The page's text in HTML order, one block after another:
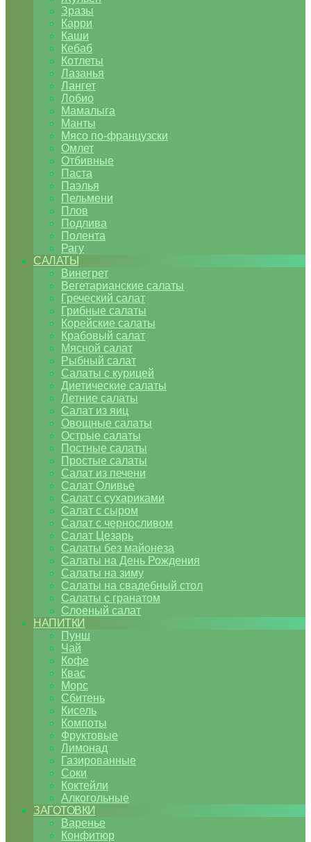
Зразы
Карри
Каши
Кебаб
Котлеты
Лазанья
Лангет
Лобио
Мамалыга
Манты
Мясо по-французски
Омлет
Отбивные
Паста
Паэлья
Пельмени
Плов
Подлива
Полента
Рагу
САЛАТЫ
Винегрет
Вегетарианские салаты
Греческий салат
Грибные салаты
Корейские салаты
Крабовый салат
Мясной салат
Рыбный салат
Салаты с курицей
Диетические салаты
Летние салаты
Салат из яиц
Овощные салаты
Острые салаты
Постные салаты
Простые салаты
Салат из печени
Салат Оливье
Салат с сухариками
Салат с сыром
Салат с черносливом
Салат Цезарь
Салаты без майонеза
Салаты на День Рождения
Салаты на зиму
Салаты на свадебный стол
Салаты с гранатом
Слоеный салат
НАПИТКИ
Пунш
Чай
Кофе
Квас
Морс
Сбитень
Кисель
Компоты
Фруктовые
Лимонад
Газированные
Соки
Коктейли
Алкогольные
ЗАГОТОВКИ
Варенье
Конфитюр